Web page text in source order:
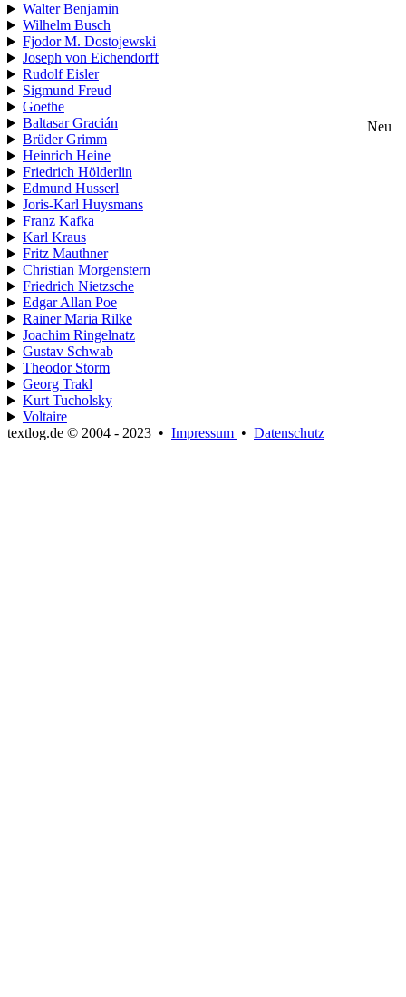
Walter Benjamin
Wilhelm Busch
Fjodor M. Dostojewski
Joseph von Eichendorff
Rudolf Eisler
Sigmund Freud
Goethe
Baltasar Gracián
Neu
Brüder Grimm
Heinrich Heine
Friedrich Hölderlin
Edmund Husserl
Joris-Karl Huysmans
Franz Kafka
Karl Kraus
Fritz Mauthner
Christian Morgenstern
Friedrich Nietzsche
Edgar Allan Poe
Rainer Maria Rilke
Joachim Ringelnatz
Gustav Schwab
Theodor Storm
Georg Trakl
Kurt Tucholsky
Voltaire
textlog.de © 2004 - 2023 • Impressum • Datenschutz